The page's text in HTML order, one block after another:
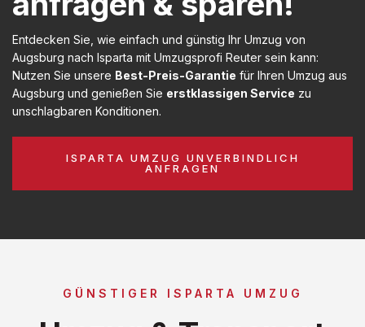
Entdecken Sie, wie einfach und günstig Ihr Umzug von
Augsburg nach Isparta mit Umzugsprofi Reuter sein kann:
Nutzen Sie unsere Best-Preis-Garantie für Ihren Umzug aus
Augsburg und genießen Sie erstklassigen Service zu
unschlagbaren Konditionen.
ISPARTA UMZUG UNVERBINDLICH
ANFRAGEN
GÜNSTIGER ISPARTA UMZUG